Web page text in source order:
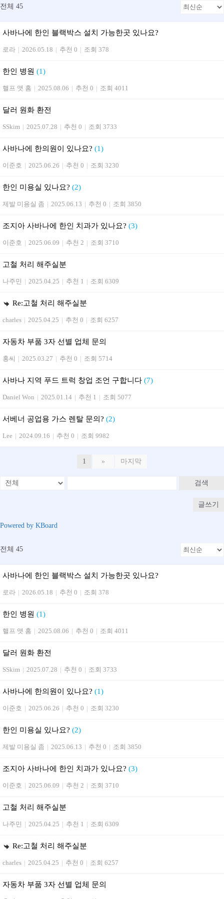
전체 45
사바나에 한인 블랙박스 설치 가능한곳 있나요?
로라 | 2026.05.18 | 추천 0 | 조회 378
한인 병원 (1)
핼프 앳 홈 | 2025.08.06 | 추천 0 | 조회 4011
달러 원화 환전
SSkim | 2025.07.28 | 추천 0 | 조회 3733
사바나에 한의원이 있나요? (1)
이준호 | 2025.06.26 | 추천 0 | 조회 3230
한인 미용실 있나요? (2)
제발 미용실 좀 | 2025.06.13 | 추천 0 | 조회 3850
조지아 사바나에 한인 치과가 있나요? (3)
이준호 | 2025.06.09 | 추천 2 | 조회 3710
고철 처리 해주실분
나주민 | 2025.04.25 | 추천 1 | 조회 6309
Re:고철 처리 해주실분
charles | 2025.04.25 | 추천 0 | 조회 6257
자동차 부품 3자 선별 업체 문의
홍씨 | 2025.03.27 | 추천 0 | 조회 5714
사바나 지역 푸드 트럭 창업 조언 구합니다 (7)
Daniel Won | 2025.01.14 | 추천 1 | 조회 5077
서베너 공업용 가스 렌탈 문의? (2)
Lee | 2024.09.16 | 추천 0 | 조회 9982
1 » 마지막
검색
글쓰기
Powered by KBoard
전체 45
사바나에 한인 블랙박스 설치 가능한곳 있나요?
로라 | 2026.05.18 | 추천 0 | 조회 378
한인 병원 (1)
핼프 앳 홈 | 2025.08.06 | 추천 0 | 조회 4011
달러 원화 환전
SSkim | 2025.07.28 | 추천 0 | 조회 3733
사바나에 한의원이 있나요? (1)
이준호 | 2025.06.26 | 추천 0 | 조회 3230
한인 미용실 있나요? (2)
제발 미용실 좀 | 2025.06.13 | 추천 0 | 조회 3850
조지아 사바나에 한인 치과가 있나요? (3)
이준호 | 2025.06.09 | 추천 2 | 조회 3710
고철 처리 해주실분
나주민 | 2025.04.25 | 추천 1 | 조회 6309
Re:고철 처리 해주실분
charles | 2025.04.25 | 추천 0 | 조회 6257
자동차 부품 3자 선별 업체 문의